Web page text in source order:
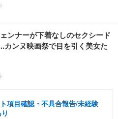
ンナーが下着なしのセクシード
カンヌ映画祭で目を引く美女た
項目確認・不具合報告/未経験